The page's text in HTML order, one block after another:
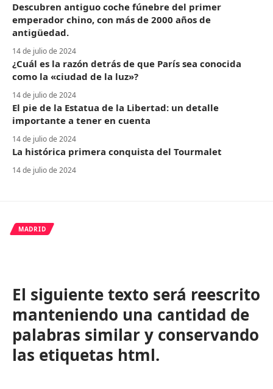
Descubren antiguo coche fúnebre del primer
emperador chino, con más de 2000 años de
antigüedad.
14 de julio de 2024
¿Cuál es la razón detrás de que París sea conocida
como la «ciudad de la luz»?
14 de julio de 2024
El pie de la Estatua de la Libertad: un detalle
importante a tener en cuenta
14 de julio de 2024
La histórica primera conquista del Tourmalet
14 de julio de 2024
MADRID
El siguiente texto será reescrito
manteniendo una cantidad de
palabras similar y conservando
las etiquetas html.